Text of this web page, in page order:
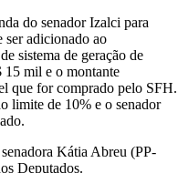
do senador Izalci para
ser adicionado ao
sistema de geração de
15 mil e o montante
que for comprado pelo SFH.
limite de 10% e o senador
Kátia Abreu (PP-
Deputados.